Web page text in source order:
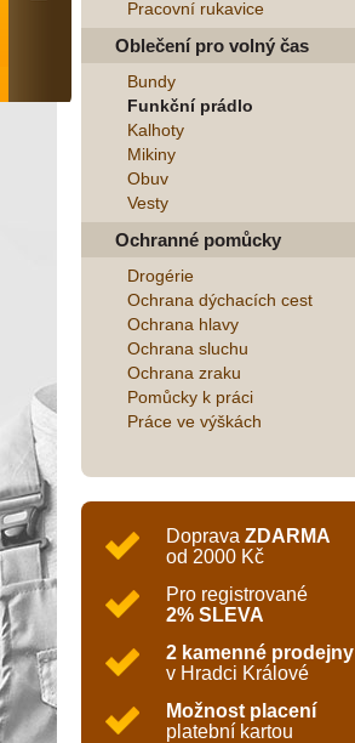
Pracovní rukavice
Oblečení pro volný čas
Bundy
Funkční prádlo
Kalhoty
Mikiny
Obuv
Vesty
Ochranné pomůcky
Drogérie
Ochrana dýchacích cest
Ochrana hlavy
Ochrana sluchu
Ochrana zraku
Pomůcky k práci
Práce ve výškách
Doprava ZDARMA
od 2000 Kč
Pro registrované
2% SLEVA
2 kamenné prodejny
v Hradci Králové
Možnost placení
platební kartou
Provozovna:
Hradec Králové